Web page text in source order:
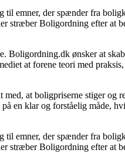
til emner, der spænder fra
stræber Boligordning efter at
Boligordning.dk ønsker at
at forene teori med
at boligpriserne stiger og
en klar og forståelig måde,
til emner, der spænder fra
stræber Boligordning efter at